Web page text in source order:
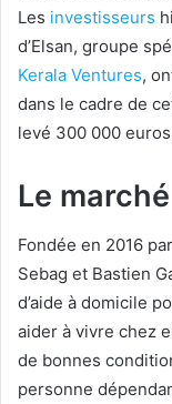
Les investisseurs
d’Elsan, groupe
Kerala Ventures,
dans le cadre de
levé 300 000
Le marché
Fondée en 2016
Sebag et Bastien
d’aide à domicile
aider à vivre chez
de bonnes
personne